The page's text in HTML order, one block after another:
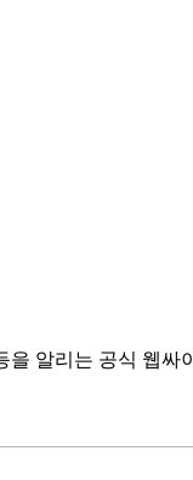
알리는 공식 웹